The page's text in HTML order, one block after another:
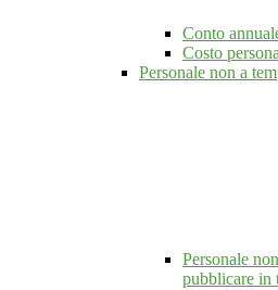
Conto
Costo
Personale non a
Personale
pubblicare in